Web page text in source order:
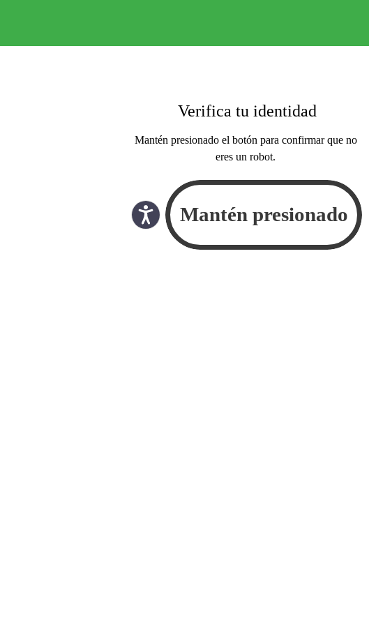
Verifica tu identidad
Mantén presionado el botón para confirmar que no
eres un robot.